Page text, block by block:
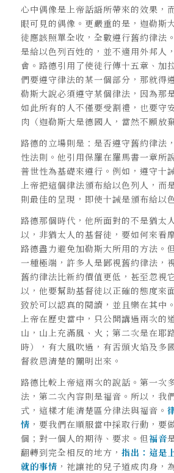
心中偶像是上帝話語所帶來的效果，
眼可見的偶像。更嚴重的是，迦勒斯
徒應該照單全收，全數遵行舊約律法
是給以色列百姓的，並不適用外邦人
會。路德引用了使徒行傳十五章、加
們要遵守律法的某一個部分，那就得
勒斯大說必須遵守某個律法，因為那
如此所有的人不僅要受割禮，也要守
肉（迦勒斯大是德國人，當然不願放
路德的立場則是：是否遵守舊約律法
性法則。他引用保羅在羅馬書一章所
普世性為基礎來遵行。例如，遵守十
上帝把這個律法頒布給以色列人，而
則最佳的呈現，即使十誡是頒布給以
路德那個時代，他所面對的不是猶太
以，非猶太人的基督徒，要如何來看
路德盡力避免加勒斯大所用的方法。
一種極端，許多人是鄙視舊約律法，
舊約律法比新約價值更低，甚至忽視
以，他要幫助基督徒以正確的態度來
致於可以認真的閱讀，並且樂在其中
上帝在歷史當中，只公開講過兩次的
山，山上充滿風、火；第二次是在耶
時），有大風吹過，有舌頭火焰及多
督救恩清楚的闡明出來。
路德比較上帝這兩次的說話。第一次
法，第二次內容則是福音。所以，我
式，這樣才能清楚區分律法與福音。
情 ，要我們在順服當中採取行動，要
個；對一個人的期待、要求。但福音
翻轉到完全相反的地方， 指出：這是
就的事情 ，祂讓祂的兒子道成肉身，